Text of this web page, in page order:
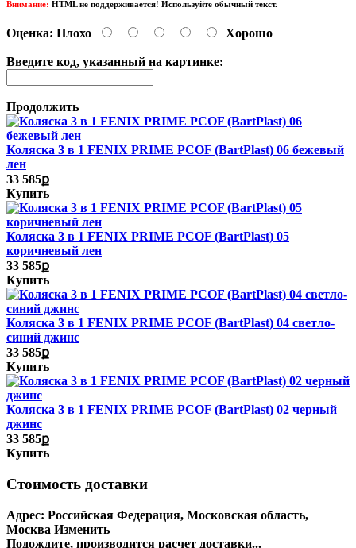
Внимание: HTML не поддерживается! Используйте обычный текст.
Оценка: Плохо Хорошо
Введите код, указанный на картинке:
Продолжить
Коляска 3 в 1 FENIX PRIME PCOF (BartPlast) 06 бежевый
лен
33 585ք
Купить
Коляска 3 в 1 FENIX PRIME PCOF (BartPlast) 05
коричневый лен
33 585ք
Купить
Коляска 3 в 1 FENIX PRIME PCOF (BartPlast) 04 светло-
синий джинс
33 585ք
Купить
Коляска 3 в 1 FENIX PRIME PCOF (BartPlast) 02 черный
джинс
33 585ք
Купить
Стоимость доставки
Адрес: Российская Федерация, Московская область,
Москва Изменить
Подождите, производится расчет доставки...